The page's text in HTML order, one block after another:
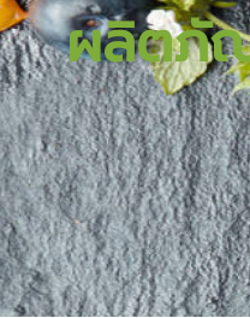
ผลิตภั